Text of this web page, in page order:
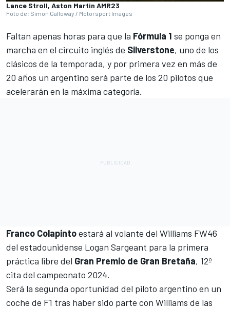
Lance Stroll, Aston Martin AMR23
Foto de: Simon Galloway / Motorsport Images
Faltan apenas horas para que la Fórmula 1 se ponga en
marcha en el circuito inglés de Silverstone, uno de los
clásicos de la temporada, y por primera vez en más de
20 años un argentino será parte de los 20 pilotos que
acelerarán en la máxima categoría.
Franco Colapintoestará al volante del Williams FW46
del estadounidense Logan Sargeant para la primera
práctica libre del Gran Premio de Gran Bretaña, 12º
cita del campeonato 2024.
Será la segunda oportunidad del piloto argentino en un
coche de F1 tras haber sido parte con Williams de las